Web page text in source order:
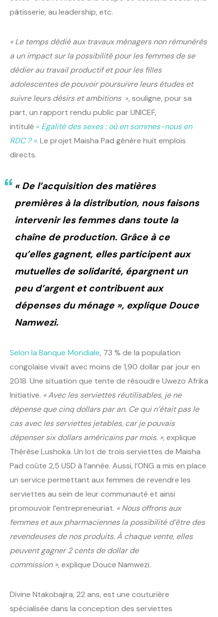
pâtisserie, au leadership, etc.
« Le temps dédié aux travaux ménagers non rémunérés
a un impact sur la possibilité pour les femmes de se
dédier au travail productif et pour les filles
adolescentes de pouvoir poursuivre leurs études et
suivre leurs désirs et ambitions », souligne, pour sa
part, un rapport rendu public par UNICEF,
intitulé « Egalité des sexes : où en sommes-nous en
RDC ? ». Le projet Maisha Pad génère huit emplois
directs.
« De l’acquisition des matières
premières à la distribution, nous faisons
intervenir les femmes dans toute la
chaîne de production. Grâce à ce
qu’elles gagnent, elles participent aux
mutuelles de solidarité, épargnent un
peu d’argent et contribuent aux
dépenses du ménage », explique Douce
Namwezi.
Selon la Banque Mondiale, 73 % de la population
congolaise vivait avec moins de 1,90 dollar par jour en
2018. Une situation que tente de résoudre Uwezo Afrika
Initiative. « Avec les serviettes réutilisables, je ne
dépense que cinq dollars par an. Ce qui n’était pas le
cas avec les serviettes jetables, car je pouvais
dépenser six dollars américains par mois. », explique
Thérèse Lushoka. Un lot de trois serviettes de Maisha
Pad coûte 2,5 USD à l’année. Aussi, l’ONG a mis en place
un service permettant aux femmes de revendre les
serviettes au sein de leur communauté et ainsi
promouvoir l’entrepreneuriat. « Nous offrons aux
femmes et aux pharmaciennes la possibilité d’être des
revendeuses de nos produits. À chaque vente, elles
peuvent gagner 2 cents de dollar de
commission »,explique Douce Namwezi.
Divine Ntakobajira, 22 ans, est une couturière
spécialisée dans la conception des serviettes